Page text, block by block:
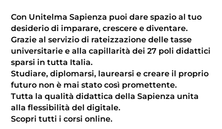
Con Unitelma Sapienza puoi dare spazio al tuo
desiderio di imparare, crescere e diventare.
Grazie al servizio di rateizzazione delle tasse
universitarie e alla capillarità dei 27 poli didattici
sparsi in tutta Italia.
Studiare, diplomarsi, laurearsi e creare il proprio
futuro non è mai stato così promettente.
Tutta la qualità didattica della Sapienza unita
alla flessibilità del digitale.
Scopri tutti i corsi online.